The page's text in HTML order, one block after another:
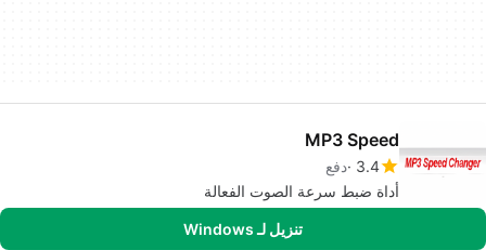
MP3 Speed
3.4 دفع
أداة ضبط سرعة الصوت الفعالة
تنزيل لـ Windows